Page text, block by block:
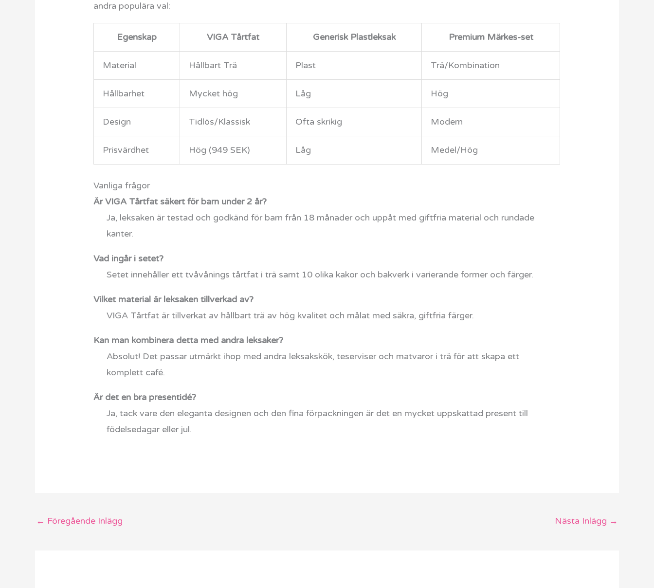
andra populära val:
Egenskap VIGA Tårtfat Generisk Plastleksak Premium Märkes-set
Material Hållbart Trä Plast Trä/Kombination
Hållbarhet Mycket hög Låg Hög
Design Tidlös/Klassisk Ofta skrikig Modern
Prisvärdhet Hög (949 SEK) Låg Medel/Hög
Vanliga frågor
Är VIGA Tårtfat säkert för barn under 2 år?
Ja, leksaken är testad och godkänd för barn från 18 månader och uppåt med giftfria material och rundade
kanter.
Vad ingår i setet?
Setet innehåller ett tvåvånings tårtfat i trä samt 10 olika kakor och bakverk i varierande former och färger.
Vilket material är leksaken tillverkad av?
VIGA Tårtfat är tillverkat av hållbart trä av hög kvalitet och målat med säkra, giftfria färger.
Kan man kombinera detta med andra leksaker?
Absolut! Det passar utmärkt ihop med andra leksakskök, teserviser och matvaror i trä för att skapa ett
komplett café.
Är det en bra presentidé?
Ja, tack vare den eleganta designen och den fina förpackningen är det en mycket uppskattad present till
födelsedagar eller jul.
← Föregående Inlägg Nästa Inlägg →